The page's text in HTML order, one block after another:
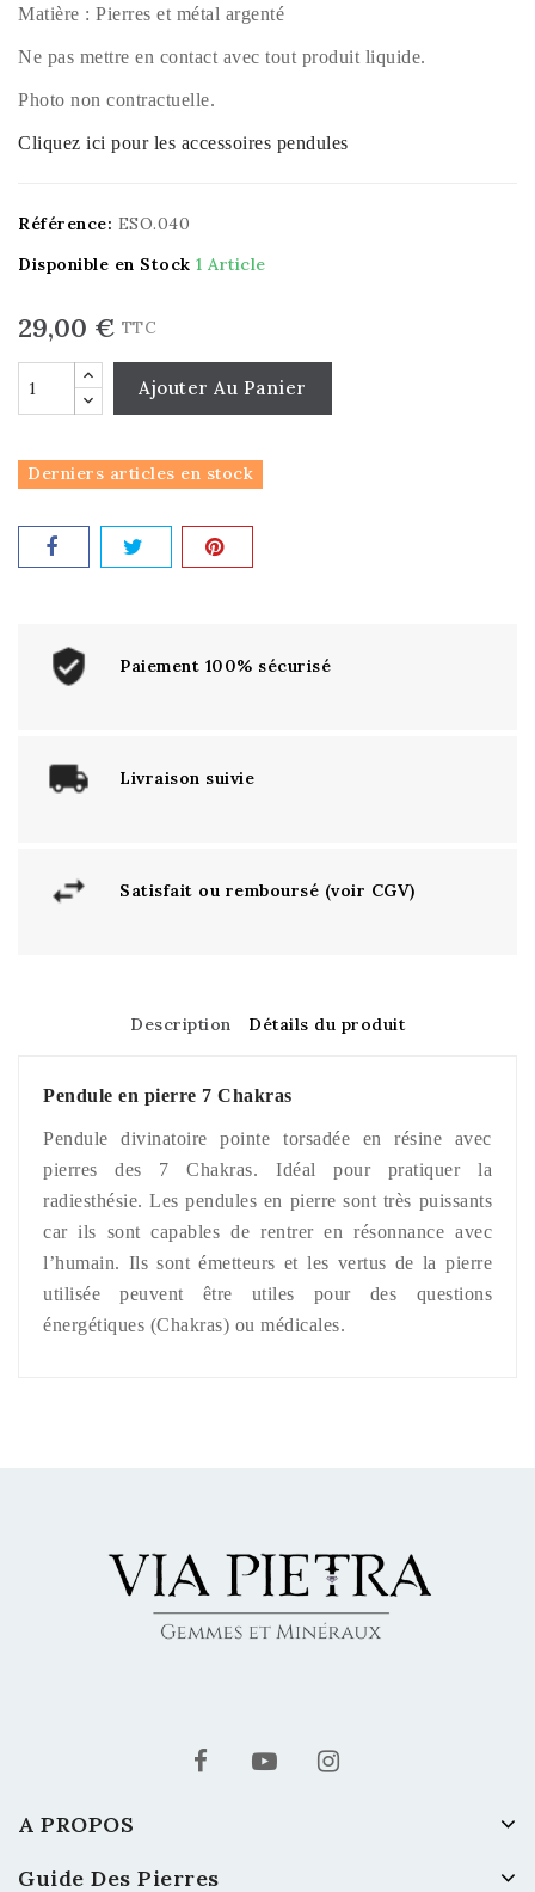
Matière : Pierres et métal argenté
Ne pas mettre en contact avec tout produit liquide.
Photo non contractuelle.
Cliquez ici pour les accessoires pendules
Référence: ESO.040
Disponible en Stock 1 Article
29,00 € TTC
Ajouter Au Panier
Derniers articles en stock
Paiement 100% sécurisé
Livraison suivie
Satisfait ou remboursé (voir CGV)
Description Détails du produit
Pendule en pierre 7 Chakras
Pendule divinatoire pointe torsadée en résine avec
pierres des 7 Chakras.Idéal pour pratiquer la
radiesthésie.Les pendules en pierre sont très puissants
car ils sont capables de rentrer en résonnance avec
l’humain. Ils sont émetteurs et les vertus de la pierre
utilisée peuvent être utiles pour des questions
énergétiques (Chakras) ou médicales.
A PROPOS
Guide Des Pierres